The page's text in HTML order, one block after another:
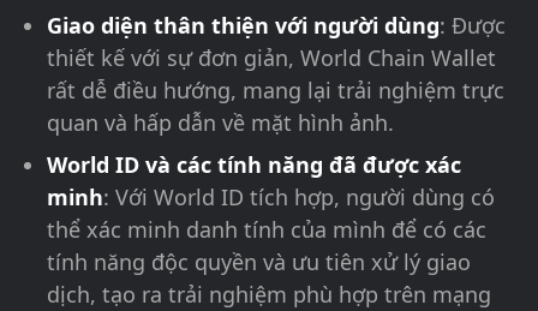
Giao diện thân thiện với người dùng: Được
thiết kế với sự đơn giản, World Chain Wallet
rất dễ điều hướng, mang lại trải nghiệm trực
quan và hấp dẫn về mặt hình ảnh.
World ID và các tính năng đã được xác
minh: Với World ID tích hợp, người dùng có
thể xác minh danh tính của mình để có các
tính năng độc quyền và ưu tiên xử lý giao
dịch, tạo ra trải nghiệm phù hợp trên mạng